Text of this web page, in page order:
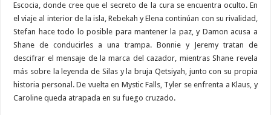
Escocia, donde cree que el secreto de la cura se encuentra oculto. En
el viaje al interior de la isla, Rebekah y Elena continúan con su rivalidad,
Stefan hace todo lo posible para mantener la paz, y Damon acusa a
Shane de conducirles a una trampa. Bonnie y Jeremy tratan de
descifrar el mensaje de la marca del cazador, mientras Shane revela
más sobre la leyenda de Silas y la bruja Qetsiyah, junto con su propia
historia personal. De vuelta en Mystic Falls, Tyler se enfrenta a Klaus, y
Caroline queda atrapada en su fuego cruzado.